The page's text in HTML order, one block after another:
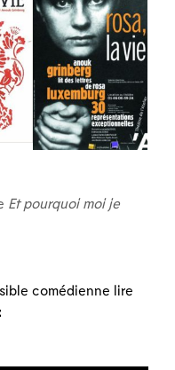
Et pourquoi moi je
comédienne lire